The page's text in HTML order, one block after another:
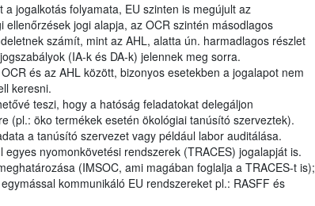
jogalkotás folyamata, EU szinten is megújult az
ellenőrzések jogi alapja, az OCR szintén másodlagos
számít, mint az AHL, alatta ún. harmadlagos részlet
(IA-k és DA-k) jelennek meg sorra.
és az AHL között, bizonyos esetekben a jogalapot nem
keresni.
teszi, hogy a hatóság feladatokat delegáljon
(pl.: öko termékek esetén ökológiai tanúsító szerveztek).
a tanúsító szervezet vagy például labor auditálása.
nyomonkövetési rendszerek (TRACES) jogalapját is.
(IMSOC, ami magában foglalja a TRACES-t is);
kommunikáló EU rendszereket pl.: RASFF és